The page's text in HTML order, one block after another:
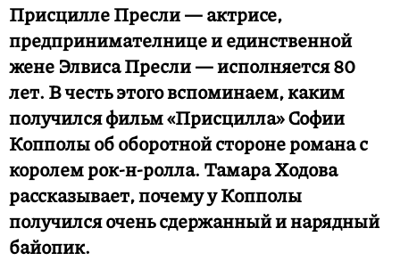
Присцилле Пресли — актрисе,
предпринимателнице и единственной
жене Элвиса Пресли — исполняется 80
лет. В честь этого вспоминаем, каким
получился фильм «Присцилла» Софии
Копполы об оборотной стороне романа с
королем рок-н-ролла. Тамара Ходова
рассказывает, почему у Копполы
получился очень сдержанный и нарядный
байопик.